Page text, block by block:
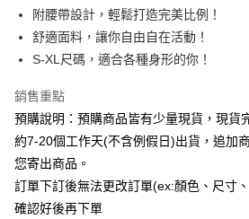
街口支付
悠遊付
Google Pay
全支付
【關於「AFTEE先享後付」】
AFTEE先享後付是「在收到商品之後才付款」
ATM付款
附腰帶設計，輕鬆打造完美比例！
舒適面料，讓你自由自在活動！
S-XL尺碼，適合各種身形的你！
銷售重點
預購說明：預購商品皆有少量現貨，現貨
約7-20個工作天(不含例假日)出貨，追加
您寄出商品。
訂單下訂後無法更改訂單(ex:顏色、尺寸
確認好後再下單